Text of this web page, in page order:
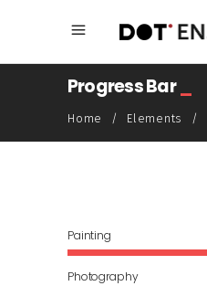
Progress Bar
Home / Elements /
Painting
Photography